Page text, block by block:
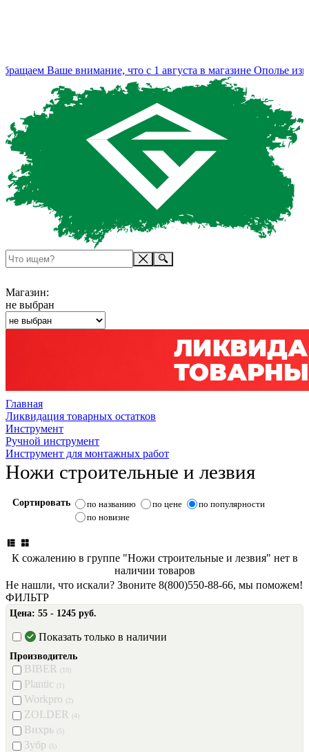
Ваше внимание, что с 1 августа в магазине Ополье
Магазин:
не выбран
Главная
Ликвидация товарных остатков
Инструмент
Ручной инструмент
Инструмент для монтажных работ
Ножи строительные и лезвия
Сортировать по названию по цене
по популярности
по новизне
К сожалению в группе "Ножи строительные и лезвия" нет в
наличии товаров
Не нашли, что искали? Звоните 8(800)550-88-66, мы поможем!
ФИЛЬТР
Цена: 55 - 1245 руб.
Показать только в наличии
Производитель
BIBER (10)
Plantic (1)
Workpro (2)
ZOLDER (4)
Вихрь (5)
Зубр (5)